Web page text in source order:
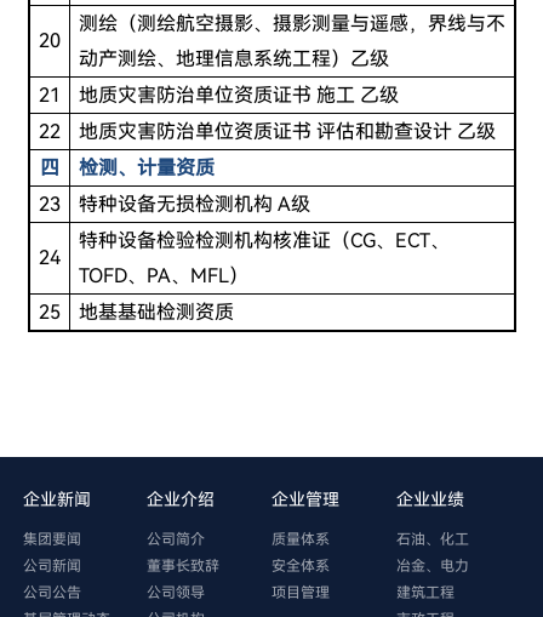
20
测绘（测绘航空摄影、摄影测量与遥感，界线与不
动产测绘、地理信息系统工程）乙级
21
地质灾害防治单位资质证书 施工 乙级
22
地质灾害防治单位资质证书 评估和勘查设计 乙级
四
检测、计量资质
23
特种设备无损检测机构 A级
24
特种设备检验检测机构核准证（CG、ECT、
TOFD、PA、MFL）
25
地基基础检测资质
企业新闻
集团要闻
公司新闻
公司公告
企业介绍
公司简介
董事长致辞
公司领导
企业管理
质量体系
安全体系
项目管理
企业业绩
石油、化工
冶金、电力
建筑工程